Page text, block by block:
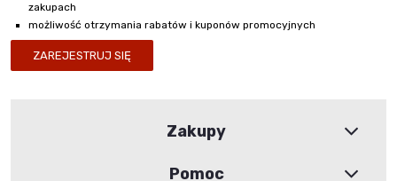
zakupach
możliwość otrzymania rabatów i kuponów promocyjnych
ZAREJESTRUJ SIĘ
Zakupy
Pomoc